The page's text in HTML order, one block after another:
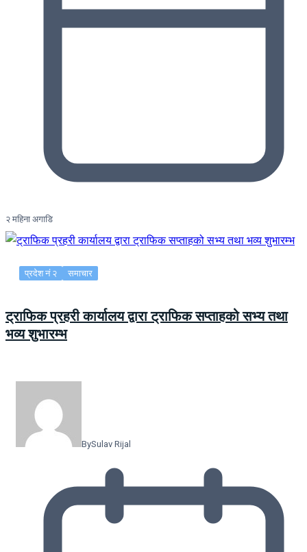
२ महिना अगाडि
प्रदेश नं २ समाचार
ट्राफिक प्रहरी कार्यालय द्वारा ट्राफिक सप्ताहको सभ्य तथा
भव्य शुभारम्भ
BySulav Rijal